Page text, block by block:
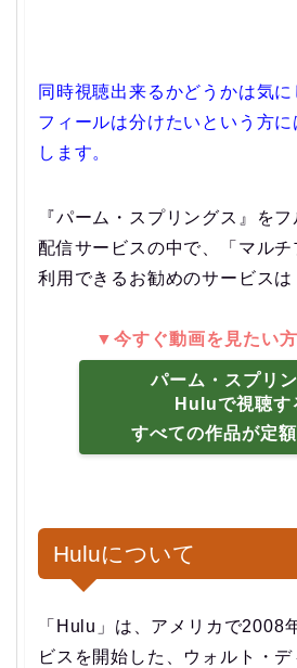
同時視聴出来るかどうかは気
フィールは分けたいという方
します。
『パーム・スプリングス』を
配信サービスの中で、「マル
利用できるお勧めのサービスは
▼今すぐ動画を見たい
パーム・スプリ
Huluで視聴す
すべての作品が定
Huluについて
「Hulu」は、アメリカで2008
ビスを開始した、ウォルト・